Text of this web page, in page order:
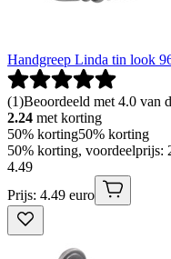
Handgreep Linda tin look
(1)Beoordeeld met 4.0 van
2.24 met korting
50% korting50% korting
50% korting, voordeelprijs:
4.49
Prijs: 4.49 euro